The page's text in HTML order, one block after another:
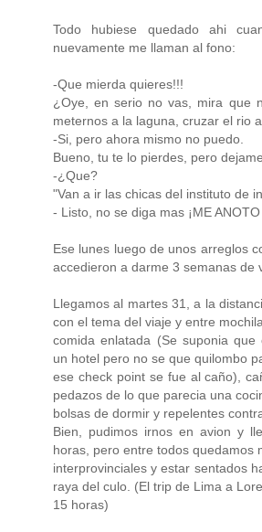
Todo hubiese quedado ahi
nuevamente me llaman al fono:
-Que mierda quieres!!!
¿Oye, en serio no vas, mira que
meternos a la laguna, cruzar el rio
-Si, pero ahora mismo no puedo.
Bueno, tu te lo pierdes, pero
-¿Que?
"Van a ir las chicas del instituto de
- Listo, no se diga mas ¡ME ANOTO
Ese lunes luego de unos arreglos
accedieron a darme 3 semanas de
Llegamos al martes 31, a la
con el tema del viaje y entre
comida enlatada (Se suponia que
un hotel pero no se que quilombo
ese check point se fue al caño),
pedazos de lo que parecia una
bolsas de dormir y repelentes
Bien, pudimos irnos en avion y
horas, pero entre todos quedamos
interprovinciales y estar sentados
raya del culo. (El trip de Lima a
15 horas)